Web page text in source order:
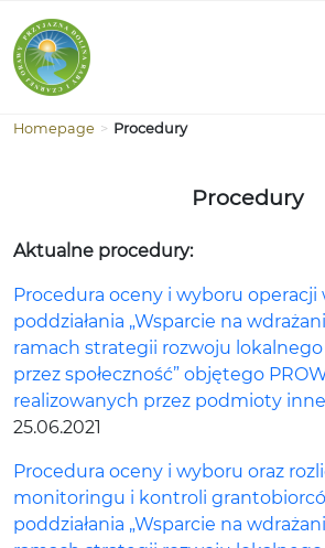
Homepage > Procedury
Procedury
Aktualne procedury:
Procedura oceny i wyboru operacji
poddziałania „Wsparcie na
ramach strategii rozwoju
przez społeczność” objętego
realizowanych przez podmioty
25.06.2021
Procedura oceny i wyboru oraz
monitoringu i kontroli
poddziałania „Wsparcie na